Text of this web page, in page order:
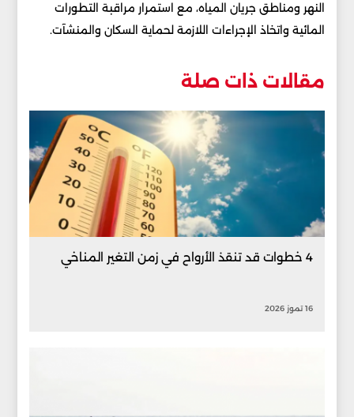
النهر ومناطق جريان المياه، مع استمرار مراقبة التطورات
المائية واتخاذ الإجراءات اللازمة لحماية السكان والمنشآت.
مقالات ذات صلة
4 خطوات قد تنقذ الأرواح في زمن التغير المناخي
16 تموز 2026